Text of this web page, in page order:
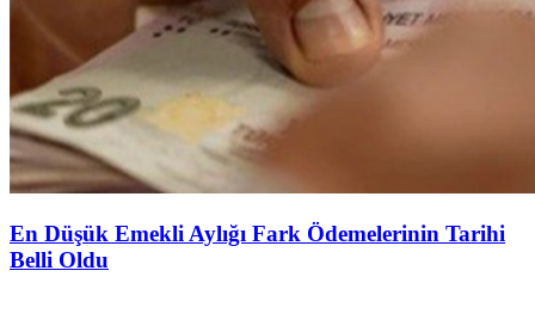
En Düşük Emekli Aylığı Fark Ödemelerinin Tarihi
Belli Oldu